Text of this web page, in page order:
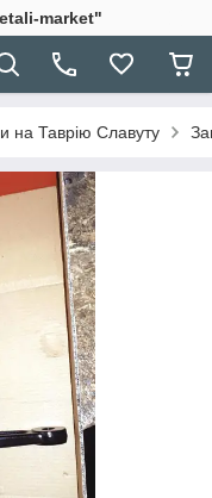
market"
на Таврію Славуту